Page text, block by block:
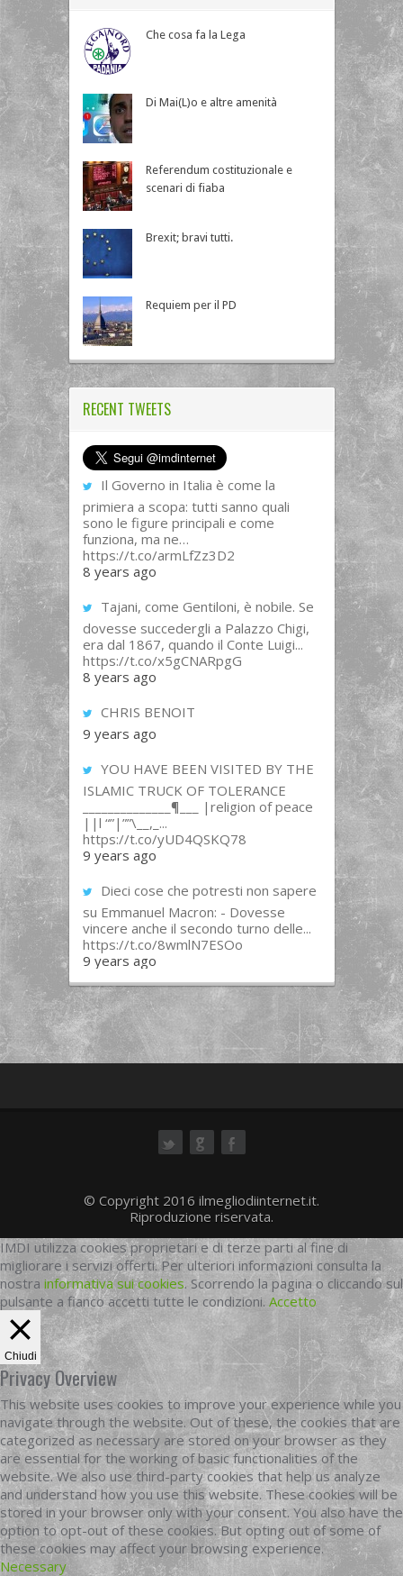
Che cosa fa la Lega
Di Mai(L)o e altre amenità
Referendum costituzionale e
scenari di fiaba
Brexit; bravi tutti.
Requiem per il PD
RECENT TWEETS
Il Governo in Italia è come la
primiera a scopa: tutti sanno quali
sono le figure principali e come
funziona, ma ne…
https://t.co/armLfZz3D2
8 years ago
Tajani, come Gentiloni, è nobile. Se
dovesse succedergli a Palazzo Chigi,
era dal 1867, quando il Conte Luigi...
https://t.co/x5gCNARpgG
8 years ago
CHRIS BENOIT
9 years ago
YOU HAVE BEEN VISITED BY THE
ISLAMIC TRUCK OF TOLERANCE
______________¶___ |religion of peace
||l “”|””\__,_...
https://t.co/yUD4QSKQ78
9 years ago
Dieci cose che potresti non sapere
su Emmanuel Macron: - Dovesse
vincere anche il secondo turno delle...
https://t.co/8wmlN7ESOo
9 years ago
© Copyright 2016 ilmegliodiinternet.it.
Riproduzione riservata.
IMDI utilizza cookies proprietari e di terze parti al fine di
migliorare i servizi offerti. Per ulteriori informazioni consulta la
nostra informativa sui cookies. Scorrendo la pagina o cliccando sul
pulsante a fianco accetti tutte le condizioni. Accetto
Chiudi
Privacy Overview
This website uses cookies to improve your experience while you
navigate through the website. Out of these, the cookies that are
categorized as necessary are stored on your browser as they
are essential for the working of basic functionalities of the
website. We also use third-party cookies that help us analyze
and understand how you use this website. These cookies will be
stored in your browser only with your consent. You also have the
option to opt-out of these cookies. But opting out of some of
these cookies may affect your browsing experience.
Necessary